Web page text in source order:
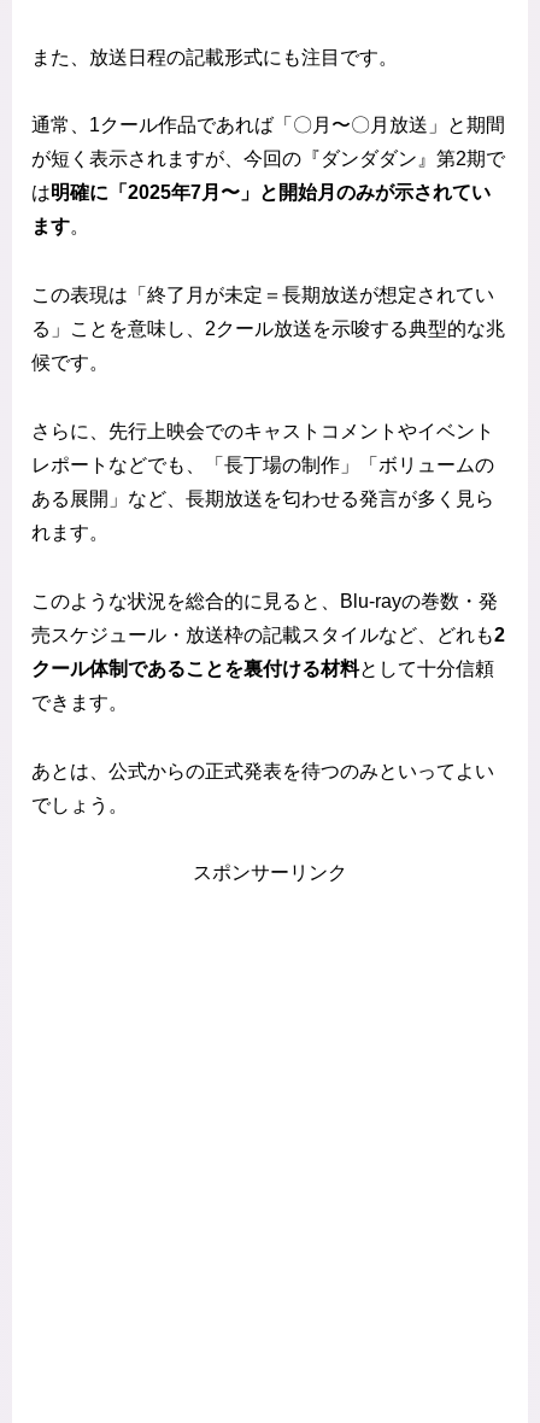
また、放送日程の記載形式にも注目です。
通常、1クール作品であれば「〇月〜〇月放送」と期間
が短く表示されますが、今回の『ダンダダン』第2期で
は明確に「2025年7月〜」と開始月のみが示されてい
ます。
この表現は「終了月が未定＝長期放送が想定されてい
る」ことを意味し、2クール放送を示唆する典型的な兆
候です。
さらに、先行上映会でのキャストコメントやイベント
レポートなどでも、「長丁場の制作」「ボリュームの
ある展開」など、長期放送を匂わせる発言が多く見ら
れます。
このような状況を総合的に見ると、Blu-rayの巻数・発
売スケジュール・放送枠の記載スタイルなど、どれも2
クール体制であることを裏付ける材料として十分信頼
できます。
あとは、公式からの正式発表を待つのみといってよい
でしょう。
スポンサーリンク